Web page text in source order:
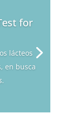
for
lácteos
en busca
.